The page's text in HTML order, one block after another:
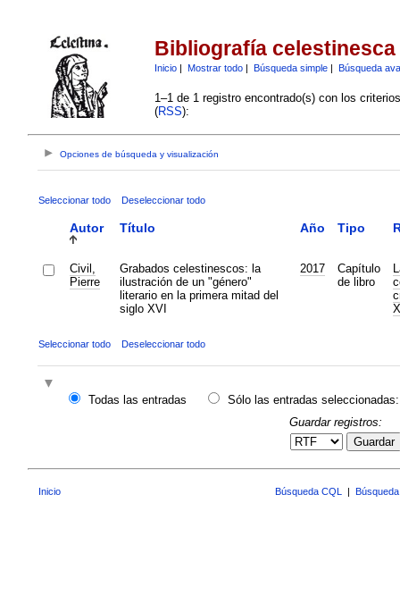
Bibliografía celestinesca
Inicio| Mostrar todo| Búsqueda simple| Búsqueda
1–1 de 1 registro encontrado(s) con los
(RSS):
Opciones de búsqueda y visualización
Seleccionar todo Deseleccionar todo
Autor Título Año Tipo
Civil,
Pierre
Grabados celestinescos: la
ilustración de un "género"
literario en la primera mitad del
siglo XVI
2017
Capítulo
de libro
Seleccionar todo Deseleccionar todo
Todas las entradas
Sólo las entradas seleccionadas:
Guardar registros:
Guardar
Inicio Búsqueda CQL